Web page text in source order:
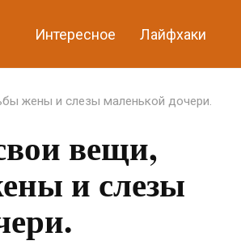
Интересное Лайфхаки
жены и слезы маленькой дочери.
вещи,
и слезы